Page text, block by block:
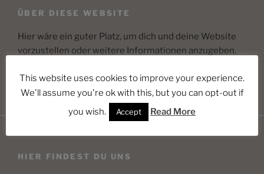
ÜBER DIESE WEBSITE
Hier wäre ein guter Platz, um dich und deine Website
vorzustellen oder weitere Informationen anzugeben.
HIER FINDEST DU UNS
This website uses cookies to improve your experience.
We'll assume you're ok with this, but you can opt-out if
you wish.
Accept Read More